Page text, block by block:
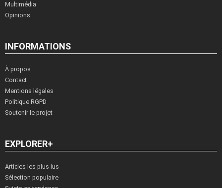
Multimédia
Opinions
INFORMATIONS
À propos
Contact
Mentions légales
Politique RGPD
Soutenir le projet
EXPLORER+
Articles les plus lus
Sélection populaire